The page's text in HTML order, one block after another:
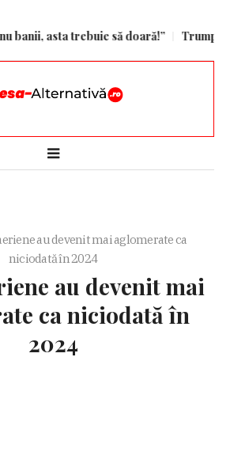
asta trebuie să doară!” Trump
au devenit mai aglomerate ca
niciodată în 2024
au devenit mai
ca niciodată în
2024